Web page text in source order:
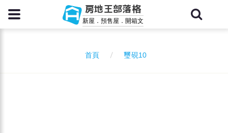
房地王部落格
新屋．預售屋．開箱文
首頁 璽硯10